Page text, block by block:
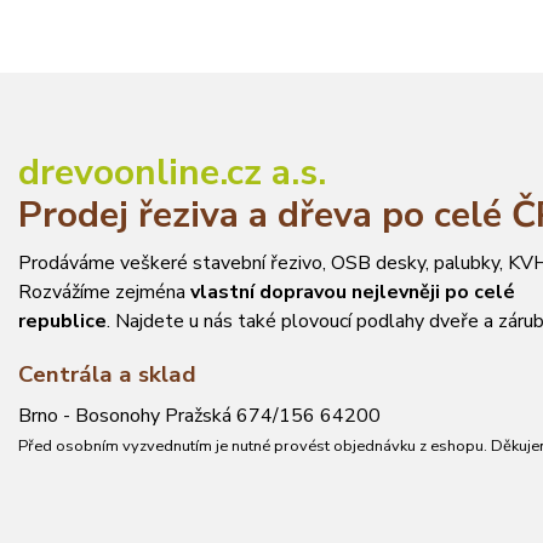
drevoonline.cz a.s.
Prodej řeziva a dřeva po celé
Prodáváme veškeré stavební řezivo, OSB desky, palubky,
Rozvážíme zejména vlastní dopravou nejlevněji po celé
republice. Najdete u nás také plovoucí podlahy dveře a
Centrála a sklad
Brno - Bosonohy Pražská 674/156 64200
Před osobním vyzvednutím je nutné provést objednávku z eshopu.